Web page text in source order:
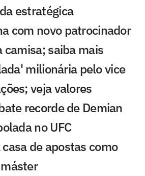
estratégica
com novo patrocinador
camisa; saiba mais
milionária pelo vice
veja valores
recorde de Demian
no UFC
de apostas como